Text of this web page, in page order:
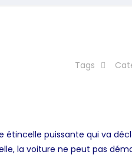
Tags
étincelle puissante qui va
la voiture ne peut pas